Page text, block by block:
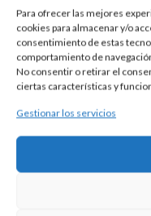
Para ofrecer las mejores
cookies para almacenar y/o
consentimiento de estas
comportamiento de
No consentir o retirar el
ciertas características y
Gestionar los servicios
GEMELOS
DESCRIPCIÓN
medidas aproximadas
zepelín.